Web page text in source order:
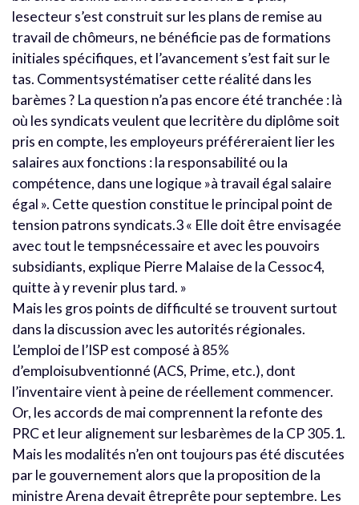
lesecteur s’est construit sur les plans de remise au
travail de chômeurs, ne bénéficie pas de formations
initiales spécifiques, et l’avancement s’est fait sur le
tas. Commentsystématiser cette réalité dans les
barèmes ? La question n’a pas encore été tranchée : là
où les syndicats veulent que lecritère du diplôme soit
pris en compte, les employeurs préféreraient lier les
salaires aux fonctions : la responsabilité ou la
compétence, dans une logique »à travail égal salaire
égal ». Cette question constitue le principal point de
tension patrons syndicats.3 « Elle doit être envisagée
avec tout le tempsnécessaire et avec les pouvoirs
subsidiants, explique Pierre Malaise de la Cessoc4,
quitte à y revenir plus tard. »
Mais les gros points de difficulté se trouvent surtout
dans la discussion avec les autorités régionales.
L’emploi de l’ISP est composé à 85%
d’emploisubventionné (ACS, Prime, etc.), dont
l’inventaire vient à peine de réellement commencer.
Or, les accords de mai comprennent la refonte des
PRC et leur alignement sur lesbarèmes de la CP 305.1.
Mais les modalités n’en ont toujours pas été discutées
par le gouvernement alors que la proposition de la
ministre Arena devait êtreprête pour septembre. Les